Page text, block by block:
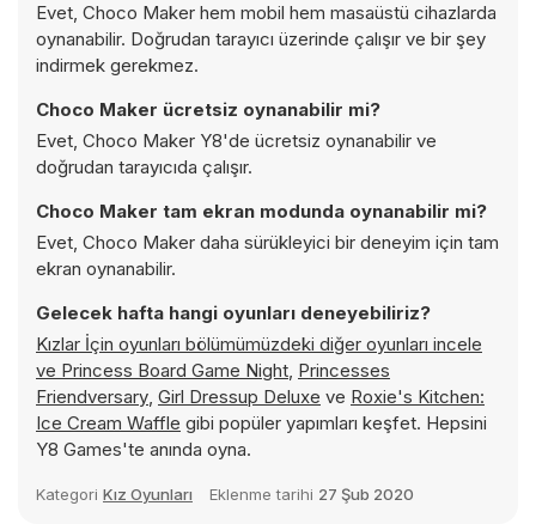
Evet, Choco Maker hem mobil hem masaüstü cihazlarda
oynanabilir. Doğrudan tarayıcı üzerinde çalışır ve bir şey
indirmek gerekmez.
Choco Maker ücretsiz oynanabilir mi?
Evet, Choco Maker Y8'de ücretsiz oynanabilir ve
doğrudan tarayıcıda çalışır.
Choco Maker tam ekran modunda oynanabilir mi?
Evet, Choco Maker daha sürükleyici bir deneyim için tam
ekran oynanabilir.
Gelecek hafta hangi oyunları deneyebiliriz?
Kızlar İçin oyunları bölümümüzdeki diğer oyunları incele
ve Princess Board Game Night, Princesses
Friendversary, Girl Dressup Deluxe ve Roxie's Kitchen:
Ice Cream Waffle gibi popüler yapımları keşfet. Hepsini
Y8 Games'te anında oyna.
Kategori Kız Oyunları Eklenme tarihi 27 Şub 2020